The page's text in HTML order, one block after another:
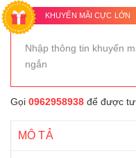
KHUYẾN MÃI CỰC LỚN
Nhập thông tin khuyến
ngắn
Gọi 0962958938 để được
MÔ TẢ